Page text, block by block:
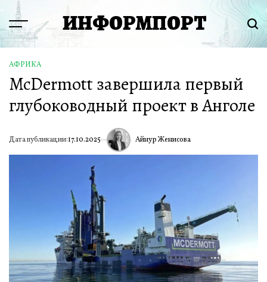
Перейти
содержимому
Menu ИНФОРМПОРТ
ОПУБЛИКОВАНО
В
АФРИКА
McDermott завершила первый
глубоководный проект в Анголе
Дата публикации:17.10.2025 ИА Айнур Женисова